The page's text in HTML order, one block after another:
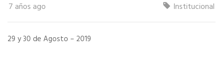
7 años ago Institucional
29 y 30 de Agosto – 2019